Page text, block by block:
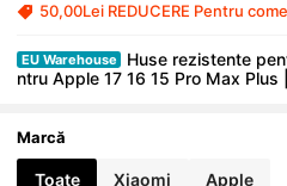
50,00Lei REDUCERE Pentru
EU Warehouse
Huse rezistente
ntru Apple 17 16 15 Pro Max
Marcă
Toate Xiaomi Apple